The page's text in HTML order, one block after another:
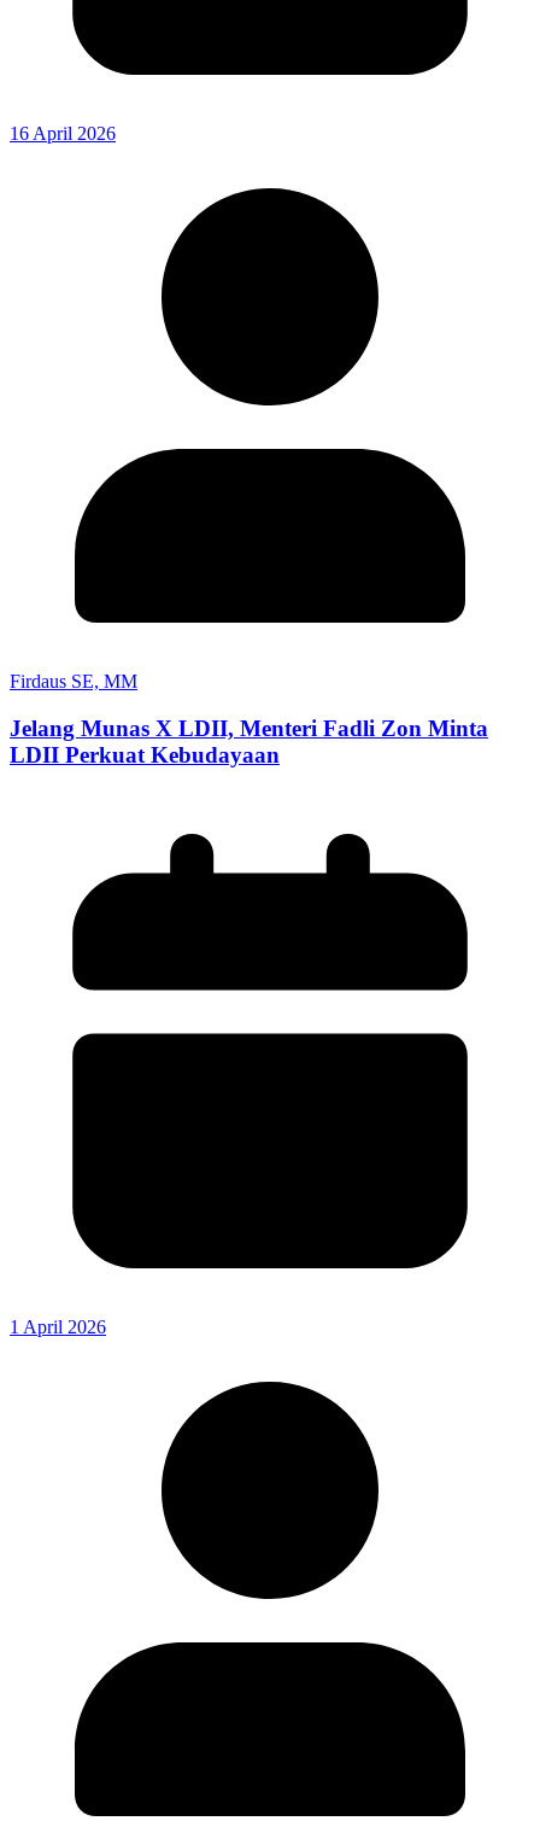
16 April 2026
Firdaus SE, MM
Jelang Munas X LDII, Menteri Fadli Zon Minta
LDII Perkuat Kebudayaan
1 April 2026